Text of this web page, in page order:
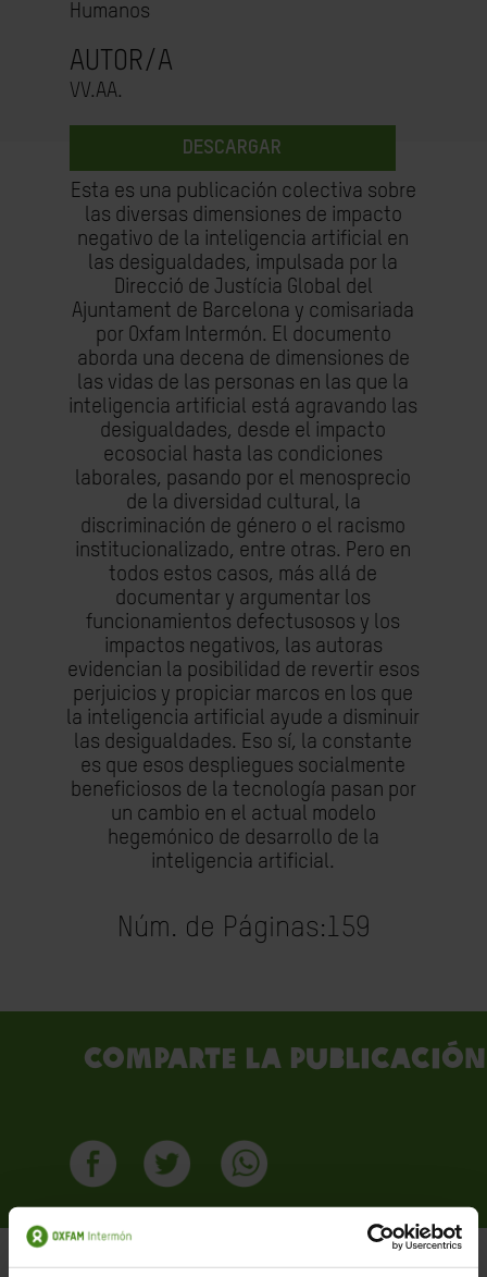
Humanos
AUTOR/A
VV.AA.
DESCARGAR
Esta es una publicación colectiva sobre
las diversas dimensiones de impacto
negativo de la inteligencia artificial en
las desigualdades, impulsada por la
Direcció de Justícia Global del
Ajuntament de Barcelona y comisariada
por Oxfam Intermón. El documento
aborda una decena de dimensiones de
las vidas de las personas en las que la
inteligencia artificial está agravando las
desigualdades, desde el impacto
ecosocial hasta las condiciones
laborales, pasando por el menosprecio
de la diversidad cultural, la
discriminación de género o el racismo
institucionalizado, entre otras. Pero en
todos estos casos, más allá de
documentar y argumentar los
funcionamientos defectusosos y los
impactos negativos, las autoras
evidencian la posibilidad de revertir esos
perjuicios y propiciar marcos en los que
la inteligencia artificial ayude a disminuir
las desigualdades. Eso sí, la constante
es que esos despliegues socialmente
beneficiosos de la tecnología pasan por
un cambio en el actual modelo
hegemónico de desarrollo de la
inteligencia artificial.
Núm. de Páginas:159
Comparte la publicación